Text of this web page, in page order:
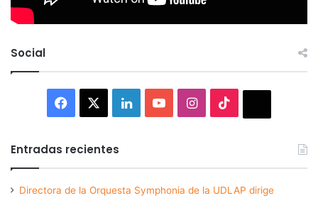
Social
Facebook LinkedInYouTubeInstagram
Entradas recientes
Directora de la Orquesta Symphonia de la UDLAP dirige